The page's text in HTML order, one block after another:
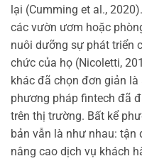
lại (Cumming et al.,
các vườn ươm hoặc
nuôi dưỡng sự phát triển
chức của họ (Nicoletti,
khác đã chọn đơn giản
phương pháp fintech đã
trên thị trường. Bất kể
bản vẫn là như nhau: tận
nâng cao dịch vụ khách